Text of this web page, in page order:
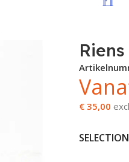
€ 35,00
SELECTION